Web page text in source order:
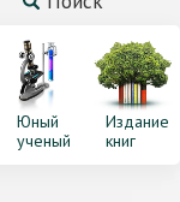
Юный
ученый
Издание
книг